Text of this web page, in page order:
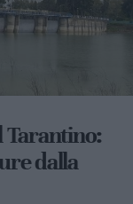
Tarantino:
dalla